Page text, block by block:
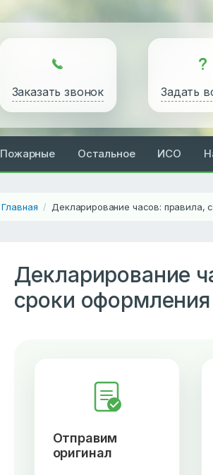
Заказать звонок Задать
Пожарные Остальное ИСО
Главная / Декларирование часов: правила,
Декларирование
сроки оформления
Отправим
оригинал